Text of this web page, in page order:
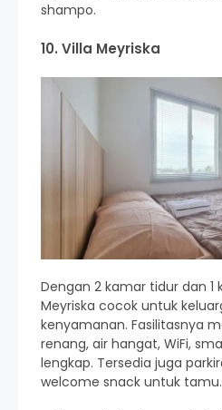
shampo.
10. Villa Meyriska
Dengan 2 kamar tidur dan 1
Meyriska cocok untuk
kenyamanan. Fasilitasnya
renang, air hangat, WiFi,
lengkap. Tersedia juga
welcome snack untuk tamu.